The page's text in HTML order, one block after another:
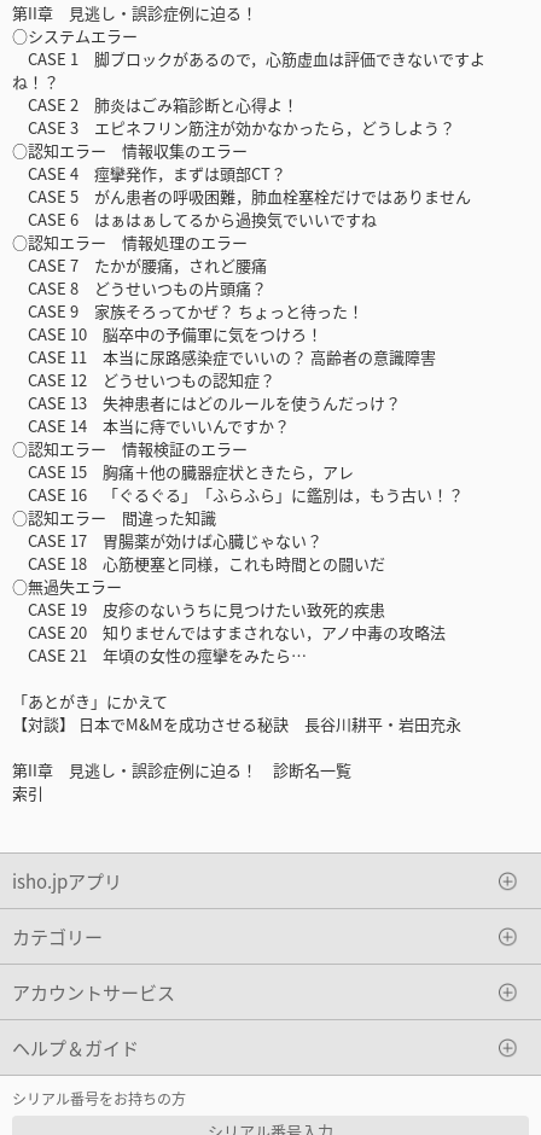
第II章 見逃し・誤診症例に迫る！
○システムエラー
CASE 1 脚ブロックがあるので，心筋虚血は評価できないですよ
ね！？
CASE 2 肺炎はごみ箱診断と心得よ！
CASE 3 エピネフリン筋注が効かなかったら，どうしよう？
○認知エラー 情報収集のエラー
CASE 4 痙攣発作，まずは頭部CT？
CASE 5 がん患者の呼吸困難，肺血栓塞栓だけではありません
CASE 6 はぁはぁしてるから過換気でいいですね
○認知エラー 情報処理のエラー
CASE 7 たかが腰痛，されど腰痛
CASE 8 どうせいつもの片頭痛？
CASE 9 家族そろってかぜ？ ちょっと待った！
CASE 10 脳卒中の予備軍に気をつけろ！
CASE 11 本当に尿路感染症でいいの？ 高齢者の意識障害
CASE 12 どうせいつもの認知症？
CASE 13 失神患者にはどのルールを使うんだっけ？
CASE 14 本当に痔でいいんですか？
○認知エラー 情報検証のエラー
CASE 15 胸痛＋他の臓器症状ときたら，アレ
CASE 16 「ぐるぐる」「ふらふら」に鑑別は，もう古い！？
○認知エラー 間違った知識
CASE 17 胃腸薬が効けば心臓じゃない？
CASE 18 心筋梗塞と同様，これも時間との闘いだ
○無過失エラー
CASE 19 皮疹のないうちに見つけたい致死的疾患
CASE 20 知りませんではすまされない，アノ中毒の攻略法
CASE 21 年頃の女性の痙攣をみたら…
「あとがき」にかえて
【対談】 日本でM&Mを成功させる秘訣 長谷川耕平・岩田充永
第II章 見逃し・誤診症例に迫る！ 診断名一覧
索引
isho.jpアプリ
カテゴリー
アカウントサービス
ヘルプ＆ガイド
シリアル番号をお持ちの方